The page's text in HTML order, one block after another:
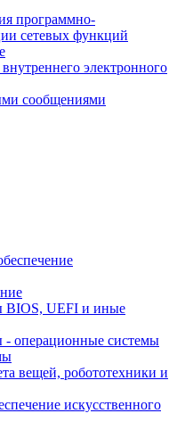
программно-
сетевых функций
электронного
сообщениями
BIOS, UEFI и иные
операционные системы
вещей, робототехники и
искусственного